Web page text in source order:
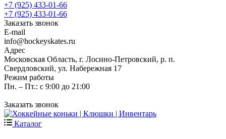
+7 (925) 433-01-66
+7 (925) 433-01-66
Заказать звонок
E-mail
info@hockeyskates.ru
Адрес
Московская Область, г. Лосино-Петровский, р. п.
Свердловский, ул. Набережная 17
Режим работы
Пн. – Пт.: с 9:00 до 21:00
Заказать звонок
Каталог